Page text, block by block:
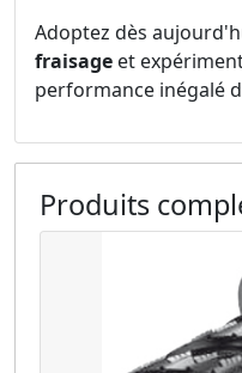
Adoptez dès
fraisage et
performance inégalé
Produits